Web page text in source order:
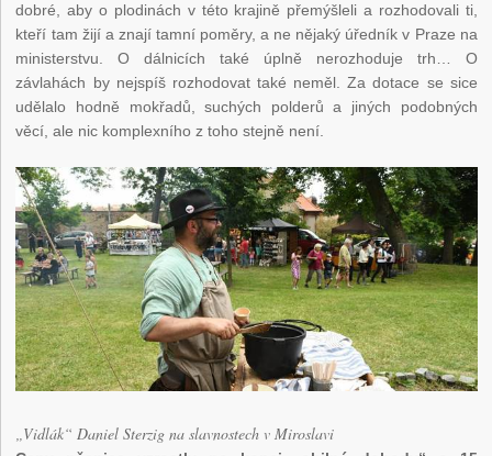
dobré, aby o plodinách v této krajině přemýšleli a rozhodovali ti,
kteří tam žijí a znají tamní poměry, a ne nějaký úředník v Praze na
ministerstvu. O dálnicích také úplně nerozhoduje trh… O
závlahách by nejspíš rozhodovat také neměl. Za dotace se sice
udělalo hodně mokřadů, suchých polderů a jiných podobných
věcí, ale nic komplexního z toho stejně není.
„Vidlák“ Daniel Sterzig na slavnostech v Miroslavi